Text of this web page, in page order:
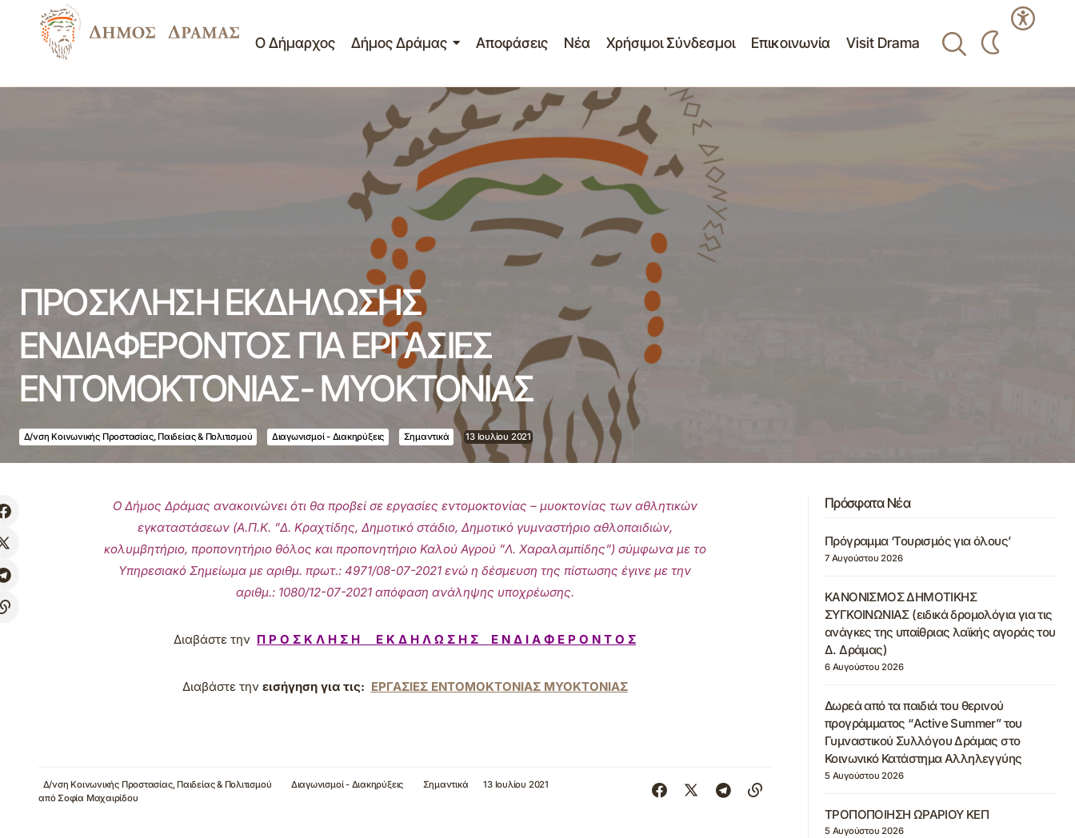
Ο Δήμαρχος Δήμος Δράμας Αποφάσεις Νέα Χρήσιμοι Σύνδεσμοι Επικοινωνία Visit Drama
Δ/νση Κοινωνικής Προστασίας, Παιδείας &
Διαγωνισμοί - Διακηρύξεις
Σημαντικά
ΠΡΟΣΚΛΗΣΗ ΕΚΔΗΛΩΣΗΣ ΕΝΔΙΑΦΕΡΟΝΤΟΣ ΓΙΑ
ΕΡΓΑΣΙΕΣ ΕΝΤΟΜΟΚΤΟΝΙΑΣ- ΜΥΟΚΤΟΝΙΑΣ
ΠΡΟΣΚΛΗΣΗ ΕΚΔΗΛΩΣΗΣ
ΕΝΔΙΑΦΕΡΟΝΤΟΣ ΓΙΑ ΕΡΓΑΣΙΕΣ
ΕΝΤΟΜΟΚΤΟΝΙΑΣ- ΜΥΟΚΤΟΝΙΑΣ
Δ/νση Κοινωνικής Προστασίας, Παιδείας & Πολιτισμού Διαγωνισμοί - Διακηρύξεις Σημαντικά 13 Ιουλίου 2021
Ο Δήμος Δράμας ανακοινώνει ότι θα προβεί σε εργασίες εντομοκτονίας – μυοκτονίας των αθλητικών
εγκαταστάσεων (Α.Π.Κ. ”Δ. Κραχτίδης, Δημοτικό στάδιο, Δημοτικό γυμναστήριο αθλοπαιδιών,
κολυμβητήριο, προπονητήριο θόλος και προπονητήριο Καλού Αγρού ”Λ. Χαραλαμπίδης”) σύμφωνα με το
Υπηρεσιακό Σημείωμα με αριθμ. πρωτ.: 4971/08-07-2021 ενώ η δέσμευση της πίστωσης έγινε με την
αριθμ.: 1080/12-07-2021 απόφαση ανάληψης υποχρέωσης.
Διαβάστε την Π Ρ Ο Σ Κ Λ Η Σ Η Ε Κ Δ Η Λ Ω Σ Η Σ Ε Ν Δ Ι Α Φ Ε Ρ Ο Ν Τ Ο Σ
Διαβάστε την εισήγηση για τις: ΕΡΓΑΣΙΕΣ ΕΝΤΟΜΟΚΤΟΝΙΑΣ ΜΥΟΚΤΟΝΙΑΣ
Δ/νση Κοινωνικής Προστασίας, Παιδείας & Πολιτισμού Διαγωνισμοί - Διακηρύξεις Σημαντικά
13 Ιουλίου 2021
απόΣοφία Μαχαιρίδου
Πρόσφατα Νέα
Πρόγραμμα ‘Τουρισμός για όλους’
7 Αυγούστου 2026
ΚΑΝΟΝΙΣΜΟΣ ΔΗΜΟΤΙΚΗΣ
ΣΥΓΚΟΙΝΩΝΙΑΣ (ειδικά δρομολόγια για τις
ανάγκες της υπαίθριας λαϊκής αγοράς του
Δ. Δράμας)
6 Αυγούστου 2026
Δωρεά από τα παιδιά του θερινού
προγράμματος “Active Summer” του
Γυμναστικού Συλλόγου Δράμας στο
Κοινωνικό Κατάστημα Αλληλεγγύης
5 Αυγούστου 2026
ΤΡΟΠΟΠΟΙΗΣΗ ΩΡΑΡΙΟΥ ΚΕΠ
5 Αυγούστου 2026